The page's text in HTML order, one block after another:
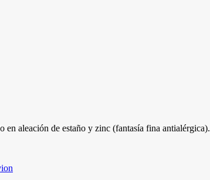
aleación de estaño y zinc (fantasía fina antialérgica).